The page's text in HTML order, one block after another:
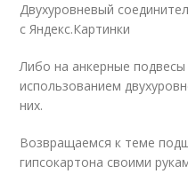
Двухуровневый
с Яндекс.Картинки
Либо на анкерные
использованием
них.
Возвращаемся к теме
гипсокартона своими